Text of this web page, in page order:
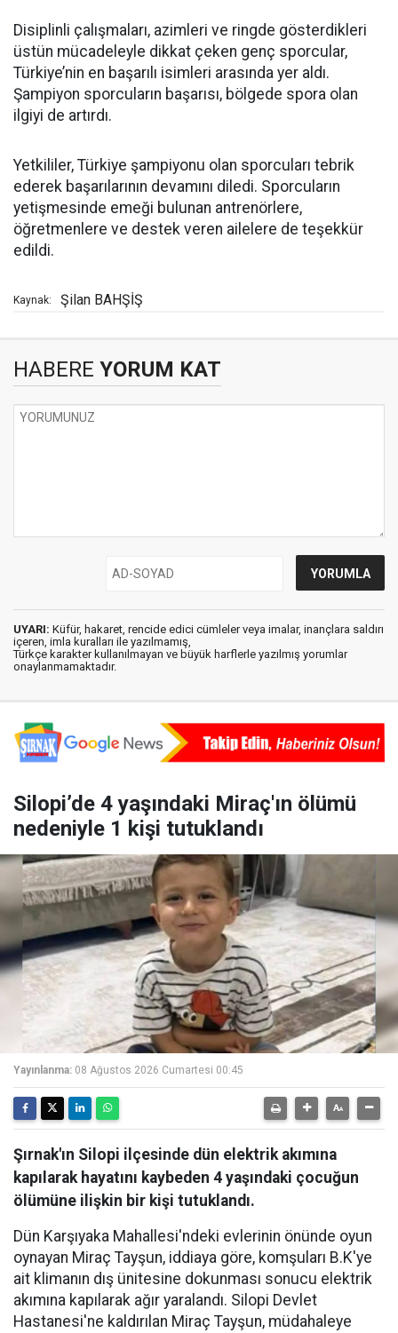
Disiplinli çalışmaları, azimleri ve ringde gösterdikleri
üstün mücadeleyle dikkat çeken genç sporcular,
Türkiye’nin en başarılı isimleri arasında yer aldı.
Şampiyon sporcuların başarısı, bölgede spora olan
ilgiyi de artırdı.
Yetkililer, Türkiye şampiyonu olan sporcuları tebrik
ederek başarılarının devamını diledi. Sporcuların
yetişmesinde emeği bulunan antrenörlere,
öğretmenlere ve destek veren ailelere de teşekkür
edildi.
Kaynak: Şilan BAHŞİŞ
HABERE YORUM KAT
UYARI: Küfür, hakaret, rencide edici cümleler veya imalar, inançlara saldırı
içeren, imla kuralları ile yazılmamış,
Türkçe karakter kullanılmayan ve büyük harflerle yazılmış yorumlar
onaylanmamaktadır.
Silopi’de 4 yaşındaki Miraç'ın ölümü
nedeniyle 1 kişi tutuklandı
Yayınlanma: 08 Ağustos 2026 Cumartesi 00:45
Şırnak'ın Silopi ilçesinde dün elektrik akımına
kapılarak hayatını kaybeden 4 yaşındaki çocuğun
ölümüne ilişkin bir kişi tutuklandı.
Dün Karşıyaka Mahallesi'ndeki evlerinin önünde oyun
oynayan Miraç Tayşun, iddiaya göre, komşuları B.K'ye
ait klimanın dış ünitesine dokunması sonucu elektrik
akımına kapılarak ağır yaralandı. Silopi Devlet
Hastanesi'ne kaldırılan Miraç Tayşun, müdahaleye